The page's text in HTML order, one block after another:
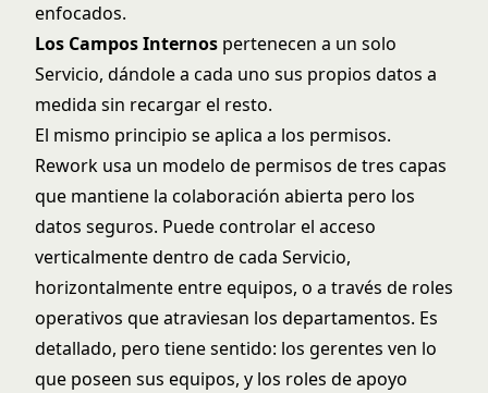
enfocados.
Los Campos Internos pertenecen a un solo
Servicio, dándole a cada uno sus propios datos a
medida sin recargar el resto.
El mismo principio se aplica a los permisos.
Rework usa un modelo de permisos de tres capas
que mantiene la colaboración abierta pero los
datos seguros. Puede controlar el acceso
verticalmente dentro de cada Servicio,
horizontalmente entre equipos, o a través de roles
operativos que atraviesan los departamentos. Es
detallado, pero tiene sentido: los gerentes ven lo
que poseen sus equipos, y los roles de apoyo